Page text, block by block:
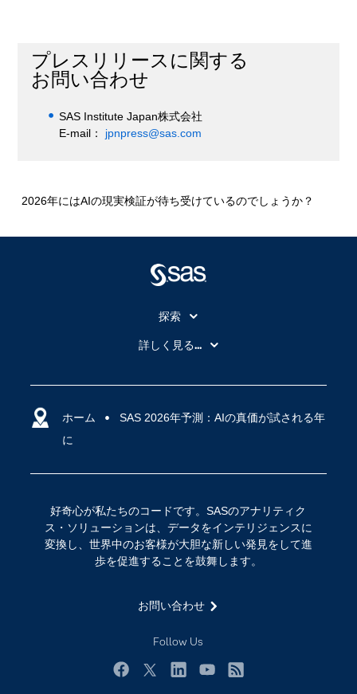
プレスリリースに関する
お問い合わせ
SAS Institute Japan株式会社
E-mail： jpnpress@sas.com
2026年にはAIの現実検証が待ち受けているのでしょうか？
ホーム
SAS 2026年予測：AIの真価が試される年
に
好奇心が私たちのコードです。SASのアナリティク
ス・ソリューションは、データをインテリジェンスに
変換し、世界中のお客様が大胆な新しい発見をして進
歩を促進することを鼓舞します。
お問い合わせ
Follow Us
探索
My SAS
SASを選ぶ理由
アクセシビリティ
ソリューション
トレーニング
ニュースルーム
学生
詳しく見る...
クラウド・コンピューティング
デジタル・トランスフォーメーション